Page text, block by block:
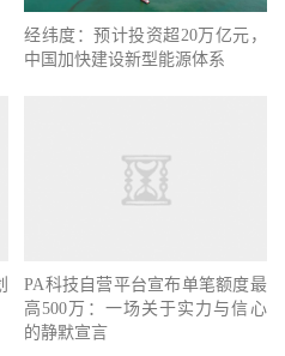
经纬度：预计投资超20万亿元，
中国加快建设新型能源体系
PA科技自营平台宣布单笔额度最
高500万：一场关于实力与信心
的静默宣言